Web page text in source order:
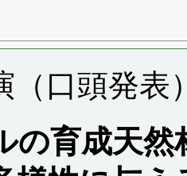
（口頭発表
の育成天